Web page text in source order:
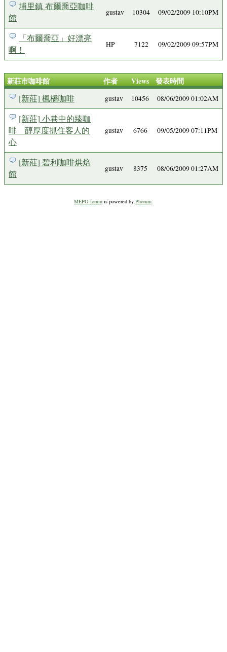
埔里鎮 布爾喬亞咖啡
館
gustav 10304 09/02/2009 10:10PM
「布爾喬亞」好漂亮
啊！
HP 7122 09/02/2009 09:57PM
新莊市咖啡館 作者 Views 發表時間
[新莊] 楓橋咖啡 gustav 10456 08/06/2009 01:02AM
[新莊] 小巷中的臻咖
啡 醇厚度抓住客人的
心
gustav 6766 09/05/2009 07:11PM
[新莊] 碧利咖啡烘焙
館
gustav 8375 08/06/2009 01:27AM
MEPO forum is powered by Phorum.